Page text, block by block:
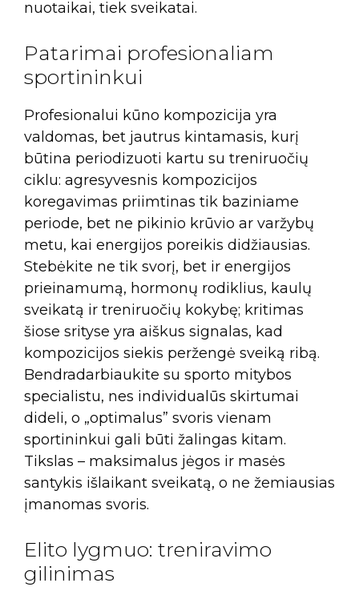
nuotaikai, tiek sveikatai.
Patarimai profesionaliam
sportininkui
Profesionalui kūno kompozicija yra
valdomas, bet jautrus kintamasis, kurį
būtina periodizuoti kartu su treniruočių
ciklu: agresyvesnis kompozicijos
koregavimas priimtinas tik baziniame
periode, bet ne pikinio krūvio ar varžybų
metu, kai energijos poreikis didžiausias.
Stebėkite ne tik svorį, bet ir energijos
prieinamumą, hormonų rodiklius, kaulų
sveikatą ir treniruočių kokybę; kritimas
šiose srityse yra aiškus signalas, kad
kompozicijos siekis peržengė sveiką ribą.
Bendradarbiaukite su sporto mitybos
specialistu, nes individualūs skirtumai
dideli, o „optimalus” svoris vienam
sportininkui gali būti žalingas kitam.
Tikslas – maksimalus jėgos ir masės
santykis išlaikant sveikatą, o ne žemiausias
įmanomas svoris.
Elito lygmuo: treniravimo
gilinimas